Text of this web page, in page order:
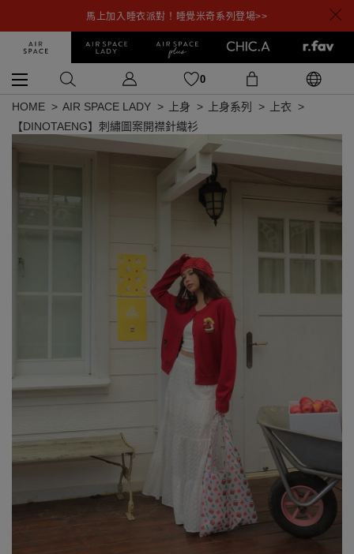
馬上加入睡衣派對！睡覺米奇系列登場>>
0
HOME AIR SPACE LADY 上身 上身系列
上衣
【DINOTAENG】刺繡圖案開襟針織衫